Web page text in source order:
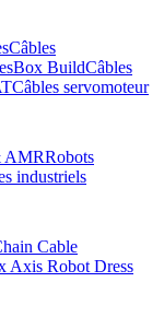
Câbles
Box BuildCâbles
Câbles servomoteur
AMRRobots
industriels
Cable
Axis Robot Dress